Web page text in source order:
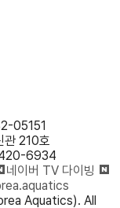
05151
관 210호
6934
네이버 TV 다이빙
Aquatics). All